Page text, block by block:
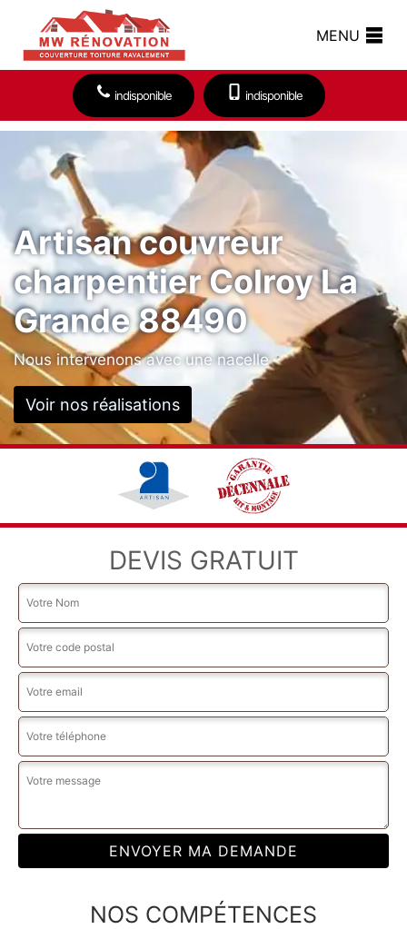
MENU
indisponible indisponible
Artisan couvreur
charpentier Colroy La
Grande 88490
Nous intervenons avec une nacelle
Voir nos réalisations
DEVIS GRATUIT
NOS COMPÉTENCES